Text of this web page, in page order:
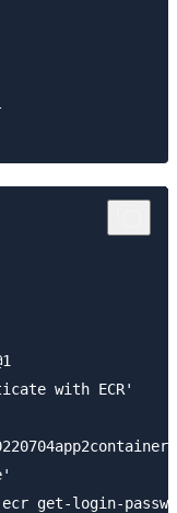
with ECR'
get-login-